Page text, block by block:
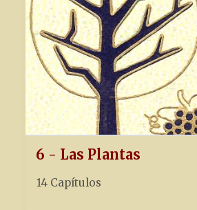
6 - Las Plantas
14 Capítulos